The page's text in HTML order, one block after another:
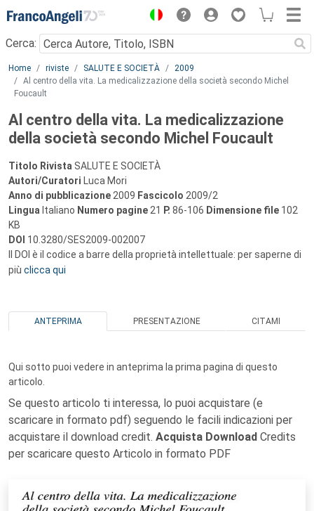
Menu
Cerca:
Main content
Home riviste SALUTE E SOCIETÀ
2009
Al centro della vita. La medicalizzazione della società secondo Michel
Foucault
Al centro della vita. La medicalizzazione
della società secondo Michel Foucault
Titolo Rivista SALUTE E SOCIETÀ
Autori/Curatori Luca Mori
Anno di pubblicazione 2009 Fascicolo 2009/2
Lingua Italiano Numero pagine 21 P. 86-106 Dimensione file 102
KB
DOI 10.3280/SES2009-002007
Il DOI è il codice a barre della proprietà intellettuale: per saperne di
più clicca qui
ANTEPRIMA PRESENTAZIONE CITAMI
Qui sotto puoi vedere in anteprima la prima pagina di questo
articolo.
Se questo articolo ti interessa, lo puoi acquistare (e
scaricare in formato pdf) seguendo le facili indicazioni per
acquistare il download credit. Acquista Download Credits
per scaricare questo Articolo in formato PDF